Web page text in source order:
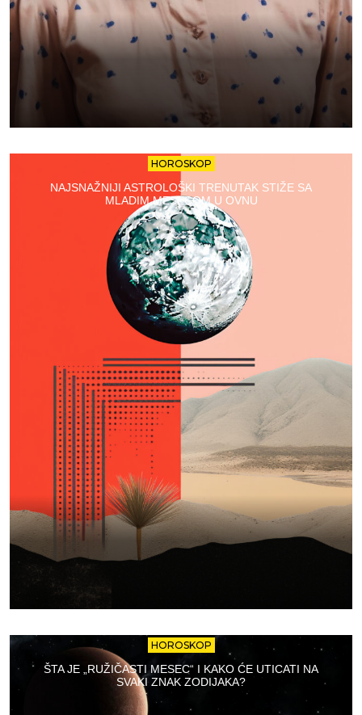
HOROSKOP
NAJSNAŽNIJI ASTROLOŠKI TRENUTAK STIŽE SA
MLADIM MESECOM U OVNU
HOROSKOP
ŠTA JE „RUŽIČASTI MESEC“ I KAKO ĆE UTICATI NA
SVAKI ZNAK ZODIJAKA?